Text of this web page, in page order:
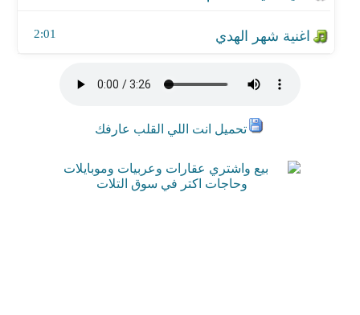
2:01
تحميل انت اللي القلب عارفك